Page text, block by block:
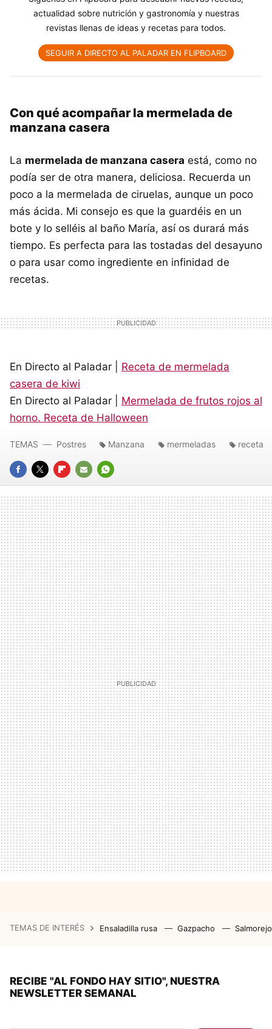
actualidad sobre nutrición y gastronomía y nuestras
revistas llenas de ideas y recetas para todos.
SEGUIR A DIRECTO AL PALADAR EN FLIPBOARD
Con qué acompañar la mermelada de
manzana casera
La mermelada de manzana casera está, como no
podía ser de otra manera, deliciosa. Recuerda un
poco a la mermelada de ciruelas, aunque un poco
más ácida. Mi consejo es que la guardéis en un
bote y lo selléis al baño María, así os durará más
tiempo. Es perfecta para las tostadas del desayuno
o para usar como ingrediente en infinidad de
recetas.
En Directo al Paladar | Receta de mermelada
casera de kiwi
En Directo al Paladar | Mermelada de frutos rojos al
horno. Receta de Halloween
FACEBOOK
TWITTERFLIPBOARD
E-
MAIL
WHATSAPP
TEMAS Postres Manzana mermeladas receta
TEMAS DE INTERÉS Ensaladilla rusa Gazpacho
RECIBE "AL FONDO HAY SITIO", NUESTRA
NEWSLETTER SEMANAL